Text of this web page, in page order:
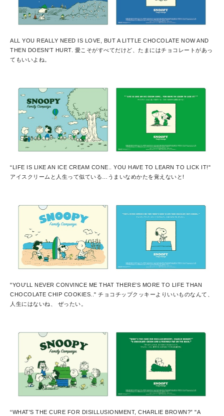
ALL YOU REALLY NEED IS LOVE, BUT A LITTLE CHOCOLATE NOW AND
THEN DOESN'T HURT. 愛こそがすべてだけど、たまにはチョコレートがあっ
てもいいよね。
“LIFE IS LIKE AN ICE CREAM CONE.. YOU HAVE TO LEARN TO LICK IT!"
アイスクリームと人生って似ている…うまいなめかたを覚えないと!
"YOU'LL NEVER CONVINCE ME THAT THERE'S MORE TO LIFE THAN
CHOCOLATE CHIP COOKIES.." チョコチップクッキーよりいいものなんて、
人生にはないね、 ぜったい。
“WHAT'S THE CURE FOR DISILLUSIONMENT, CHARLIE BROWN?” "A